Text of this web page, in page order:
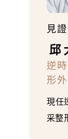
見
邱
逆
形
現任
采整